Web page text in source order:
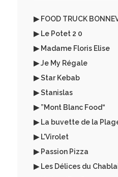
▶ FOOD TRUCK
▶ Le Potet 2 0
▶ Madame Floris Elise
▶ Je My Régale
▶ Star Kebab
▶ Stanislas
▶ ”Mont Blanc Food“
▶ La buvette de la
▶ L'Virolet
▶ Passion Pizza
▶ Les Délices du